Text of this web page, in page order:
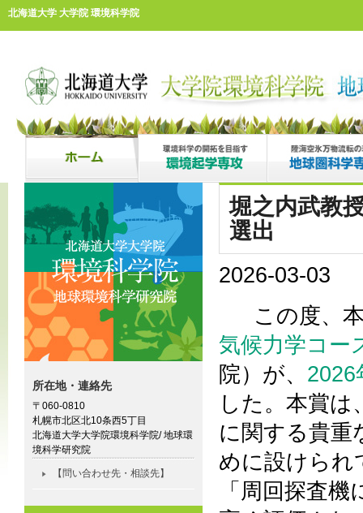
北海道大学 大学院 環境科学院
堀之内武教
選出
2026-03-03
この度、
気候力学コー
院）が、 2026
した。本賞は
に関する貴重
めに設けられ
「周回探査
所在地・連絡先
〒060-0810
札幌市北区北10条西5丁目
北海道大学大学院環境科学院/ 地球環
境科学研究院
【問い合わせ先・相談先】